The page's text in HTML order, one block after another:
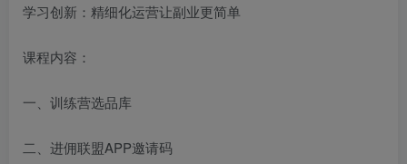
学习创新：精细化运营让副业更简单
课程内容：
一、训练营选品库
二、进佣联盟APP邀请码